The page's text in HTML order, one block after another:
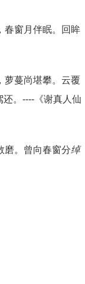
春窗月伴眠。回眸
萝蔓尚堪攀。云覆
。----《谢真人仙
磨。曾向春窗分绰